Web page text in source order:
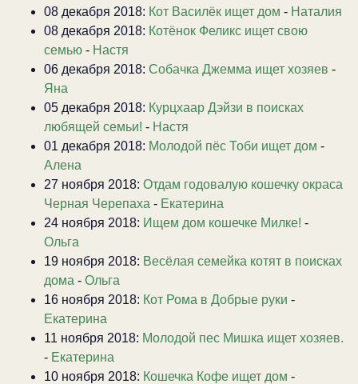
08 декабря 2018: Кот Василёк ищет дом - Наталия
08 декабря 2018: Котёнок Феликс ищет свою
семью - Настя
06 декабря 2018: Собачка Джемма ищет хозяев -
Яна
05 декабря 2018: Курцхаар Дэйзи в поисках
любящей семьи! - Настя
01 декабря 2018: Молодой пёс Тоби ищет дом -
Алена
27 ноября 2018: Отдам годовалую кошечку окраса
Черная Черепаха - Екатерина
24 ноября 2018: Ищем дом кошечке Милке! -
Ольга
19 ноября 2018: Весёлая семейка котят в поисках
дома - Ольга
16 ноября 2018: Кот Рома в Добрые руки -
Екатерина
11 ноября 2018: Молодой пес Мишка ищет хозяев.
- Екатерина
10 ноября 2018: Кошечка Кофе ищет дом -